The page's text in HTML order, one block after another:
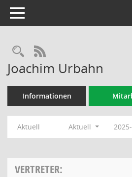
Toggle navigation
Rechercheauswahl
RSS-Feed
Joachim Urbahn
Informationen
Aktuell Aktuell
VERTRETER: